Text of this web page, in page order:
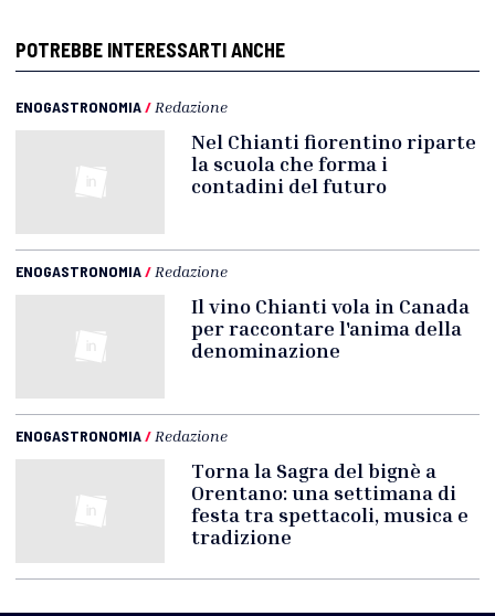
POTREBBE INTERESSARTI ANCHE
ENOGASTRONOMIA/ Redazione
Nel Chianti fiorentino riparte
la scuola che forma i
contadini del futuro
ENOGASTRONOMIA/ Redazione
Il vino Chianti vola in Canada
per raccontare l'anima della
denominazione
ENOGASTRONOMIA/ Redazione
Torna la Sagra del bignè a
Orentano: una settimana di
festa tra spettacoli, musica e
tradizione